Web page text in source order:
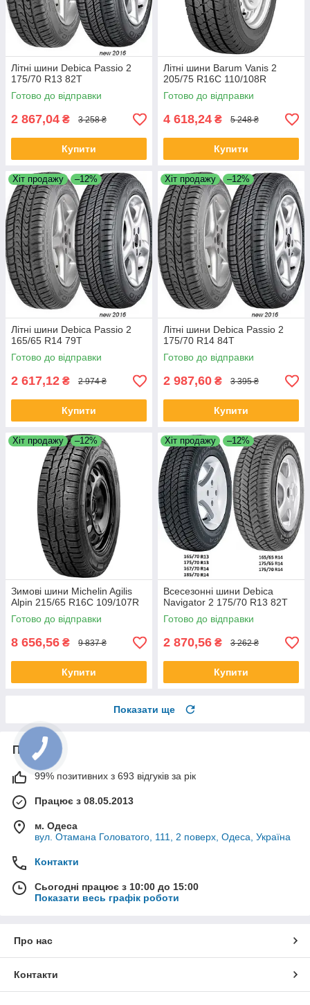
Літні шини Debica Passio 2
175/70 R13 82T
Готово до відправки
2 867,04 ₴ 3 258 ₴
Купити
Літні шини Barum Vanis 2
205/75 R16C 110/108R
Готово до відправки
4 618,24 ₴ 5 248 ₴
Купити
Хіт продажу –12%
Літні шини Debica Passio 2
165/65 R14 79T
Готово до відправки
2 617,12 ₴ 2 974 ₴
Купити
Хіт продажу –12%
Літні шини Debica Passio 2
175/70 R14 84T
Готово до відправки
2 987,60 ₴ 3 395 ₴
Купити
Хіт продажу –12%
Зимові шини Michelin Agilis
Alpin 215/65 R16C 109/107R
Готово до відправки
8 656,56 ₴ 9 837 ₴
Купити
Хіт продажу –12%
Всесезонні шини Debica
Navigator 2 175/70 R13 82T
Готово до відправки
2 870,56 ₴ 3 262 ₴
Купити
Показати ще
Про нас
99% позитивних з 693 відгуків за рік
Працює з 08.05.2013
м. Одеса
вул. Отамана Головатого, 111, 2 поверх, Одеса, Україна
Контакти
Сьогодні працює з 10:00 до 15:00
Показати весь графік роботи
Про нас
Контакти